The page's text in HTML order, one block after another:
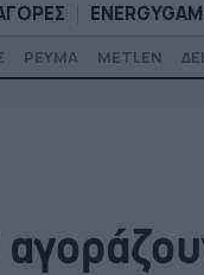
ΡΕΥΜΑ METLEN